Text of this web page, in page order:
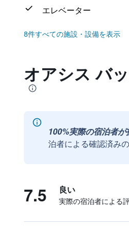
エレベーター
8件すべての施設・設備を表示
オアシス バ
100%実際の宿泊者が
泊者による確認済み
7.5 良い
実際の宿泊者による